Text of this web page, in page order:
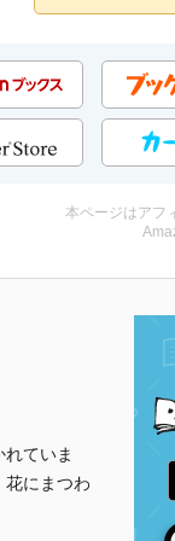
本ページはアフ
ていま
花にまつわ